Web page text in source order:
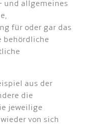
und allgemeines
für oder gar das
behördliche
aus der
die
jeweilige
von sich